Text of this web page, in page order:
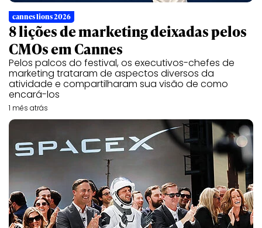
cannes lions 2026
8 lições de marketing deixadas pelos
CMOs em Cannes
Pelos palcos do festival, os executivos-chefes de
marketing trataram de aspectos diversos da
atividade e compartilharam sua visão de como
encará-los
1 mês atrás